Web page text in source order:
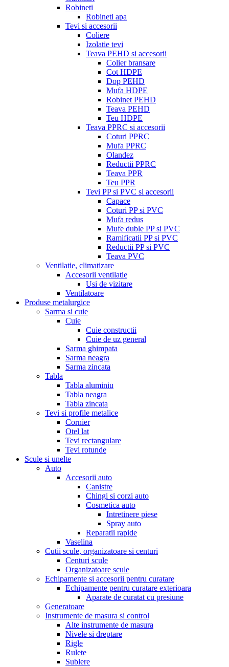
Robineti
Robineti apa
Tevi si accesorii
Coliere
Izolatie tevi
Teava PEHD si accesorii
Colier bransare
Cot HDPE
Dop PEHD
Mufa HDPE
Robinet PEHD
Teava PEHD
Teu HDPE
Teava PPRC si accesorii
Coturi PPRC
Mufa PPRC
Olandez
Reductii PPRC
Teava PPR
Teu PPR
Tevi PP si PVC si accesorii
Capace
Coturi PP si PVC
Mufa redus
Mufe duble PP si PVC
Ramificatii PP si PVC
Reductii PP si PVC
Teava PVC
Ventilatie, climatizare
Accesorii ventilatie
Usi de vizitare
Ventilatoare
Produse metalurgice
Sarma si cuie
Cuie
Cuie constructii
Cuie de uz general
Sarma ghimpata
Sarma neagra
Sarma zincata
Tabla
Tabla aluminiu
Tabla neagra
Tabla zincata
Tevi si profile metalice
Cornier
Otel lat
Tevi rectangulare
Tevi rotunde
Scule si unelte
Auto
Accesorii auto
Canistre
Chingi si corzi auto
Cosmetica auto
Intretinere piese
Spray auto
Reparatii rapide
Vaselina
Cutii scule, organizatoare si centuri
Centuri scule
Organizatoare scule
Echipamente si accesorii pentru curatare
Echipamente pentru curatare exterioara
Aparate de curatat cu presiune
Generatoare
Instrumente de masura si control
Alte instrumente de masura
Nivele si dreptare
Rigle
Rulete
Sublere